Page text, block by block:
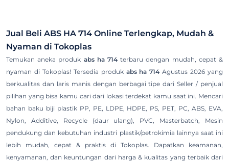
Jual Beli ABS HA 714 Online Terlengkap, Mudah &
Nyaman di Tokoplas
Temukan aneka produk abs ha 714 terbaru dengan mudah, cepat &
nyaman di Tokoplas! Tersedia produk abs ha 714 Agustus 2026 yang
berkualitas dan laris manis dengan berbagai tipe dari Seller / penjual
pilihan yang bisa kamu cari dari lokasi terdekat kamu saat ini. Mencari
bahan baku biji plastik PP, PE, LDPE, HDPE, PS, PET, PC, ABS, EVA,
Nylon, Additive, Recycle (daur ulang), PVC, Masterbatch, Mesin
pendukung dan kebutuhan industri plastik/petrokimia lainnya saat ini
lebih mudah, cepat & praktis di Tokoplas. Dapatkan keamanan,
kenyamanan, dan keuntungan dari harga & kualitas yang terbaik dari